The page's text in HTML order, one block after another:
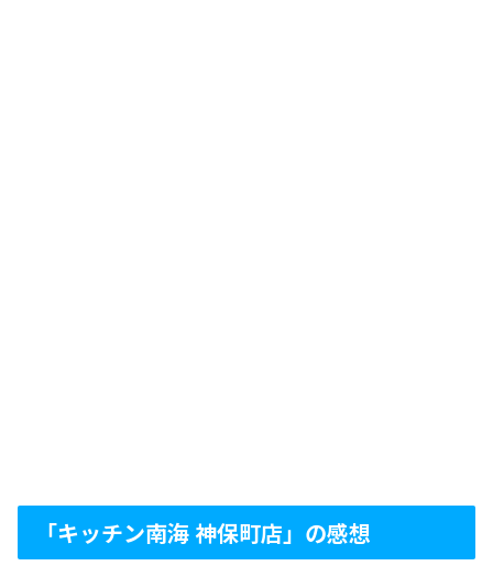
「キッチン南海 神保町店」の感想